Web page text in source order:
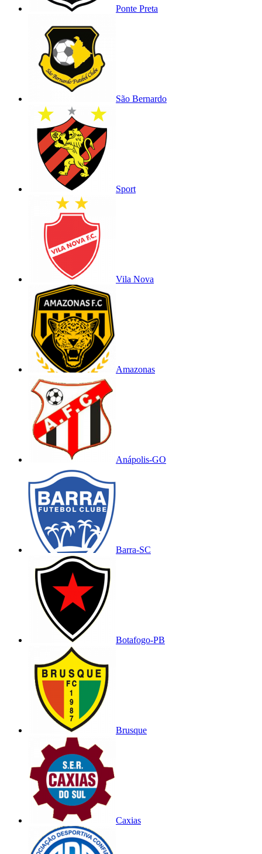
Ponte Preta
São Bernardo
Sport
Vila Nova
Amazonas
Anápolis-GO
Barra-SC
Botafogo-PB
Brusque
Caxias